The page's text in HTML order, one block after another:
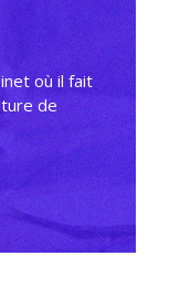
où il fait
de